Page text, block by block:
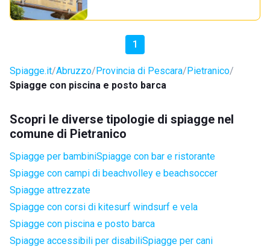
1
Spiagge.it Abruzzo Provincia di Pescara Pietranico
Spiagge con piscina e posto barca
Scopri le diverse tipologie di spiagge nel
comune di Pietranico
Spiagge per bambiniSpiagge con bar e ristorante
Spiagge con campi di beachvolley e beachsoccer
Spiagge attrezzate
Spiagge con corsi di kitesurf windsurf e vela
Spiagge con piscina e posto barca
Spiagge accessibili per disabiliSpiagge per cani